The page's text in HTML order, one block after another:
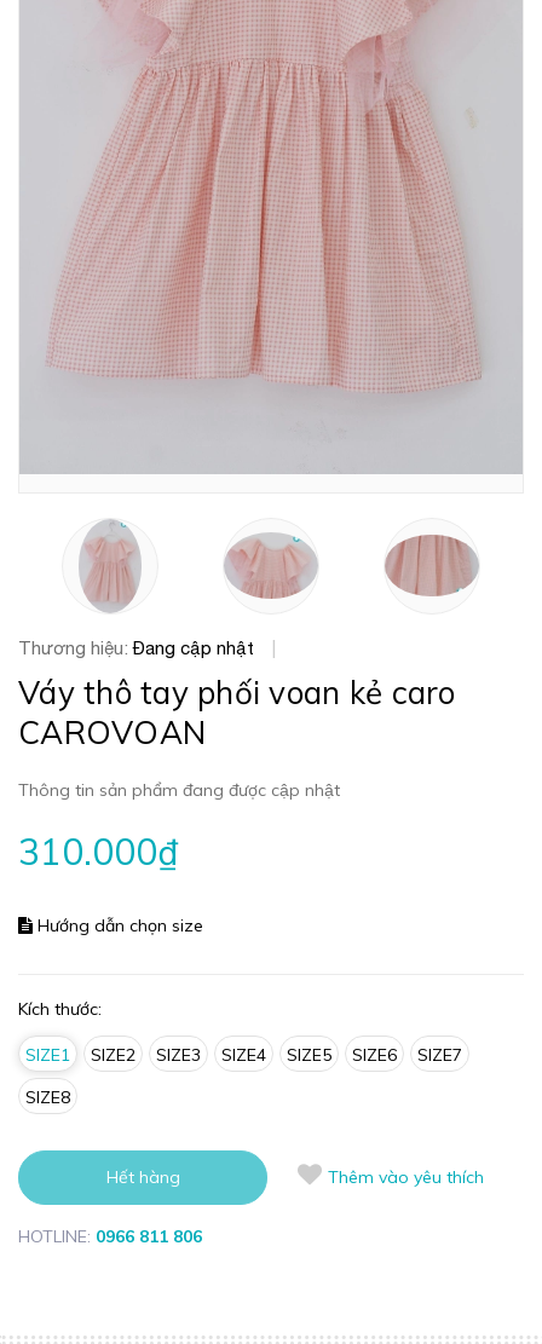
Thương hiệu:Đang cập nhật
Váy thô tay phối voan kẻ caro
CAROVOAN
Thông tin sản phẩm đang được cập nhật
310.000₫
Hướng dẫn chọn size
Kích thước:
SIZE1 SIZE2 SIZE3 SIZE4 SIZE5 SIZE6
SIZE7
SIZE8
Hết hàng Thêm vào yêu thích
HOTLINE: 0966 811 806